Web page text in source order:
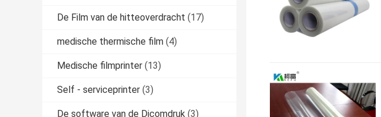
De Film van de hitteoverdracht (17)
medische thermische film (4)
Medische filmprinter (13)
Self - serviceprinter (3)
De software van de Dicomdruk (3)